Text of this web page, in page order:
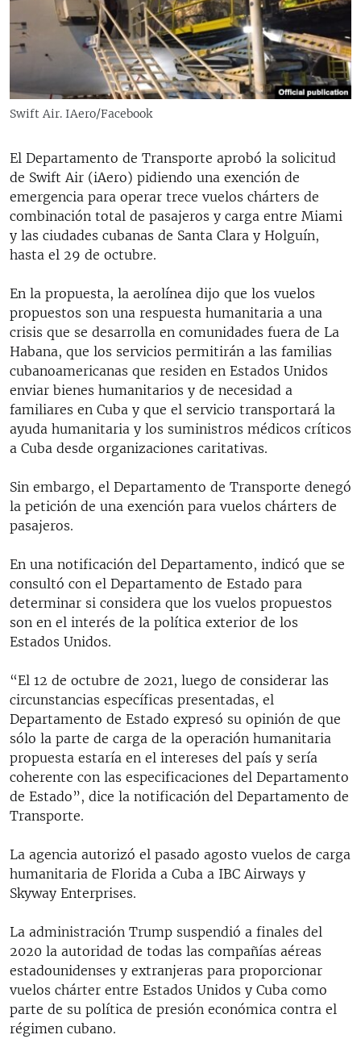
RADIO MARTÍ
ESPECIALES
LA REALIDAD DE LA VIVIENDA EN CUBA
KENTU-CUBANO
LOS SANTOS DE HIALEAH
DESINFORMACIÓN RUSA EN AMÉRICA LATINA
EDITORIALES
Swift Air. IAero/Facebook
El Departamento de Transporte aprobó la solicitud
de Swift Air (iAero) pidiendo una exención de
emergencia para operar trece vuelos chárters de
combinación total de pasajeros y carga entre Miami
y las ciudades cubanas de Santa Clara y Holguín,
hasta el 29 de octubre.
En la propuesta, la aerolínea dijo que los vuelos
propuestos son una respuesta humanitaria a una
crisis que se desarrolla en comunidades fuera de La
Habana, que los servicios permitirán a las familias
cubanoamericanas que residen en Estados Unidos
enviar bienes humanitarios y de necesidad a
familiares en Cuba y que el servicio transportará la
ayuda humanitaria y los suministros médicos críticos
a Cuba desde organizaciones caritativas.
Sin embargo, el Departamento de Transporte denegó
la petición de una exención para vuelos chárters de
pasajeros.
En una notificación del Departamento, indicó que se
consultó con el Departamento de Estado para
determinar si considera que los vuelos propuestos
son en el interés de la política exterior de los
Estados Unidos.
“El 12 de octubre de 2021, luego de considerar las
circunstancias específicas presentadas, el
Departamento de Estado expresó su opinión de que
sólo la parte de carga de la operación humanitaria
propuesta estaría en el intereses del país y sería
coherente con las especificaciones del Departamento
de Estado”, dice la notificación del Departamento de
Transporte.
La agencia autorizó el pasado agosto vuelos de carga
humanitaria de Florida a Cuba a IBC Airways y
Skyway Enterprises.
La administración Trump suspendió a finales del
2020 la autoridad de todas las compañías aéreas
estadounidenses y extranjeras para proporcionar
vuelos chárter entre Estados Unidos y Cuba como
parte de su política de presión económica contra el
régimen cubano.